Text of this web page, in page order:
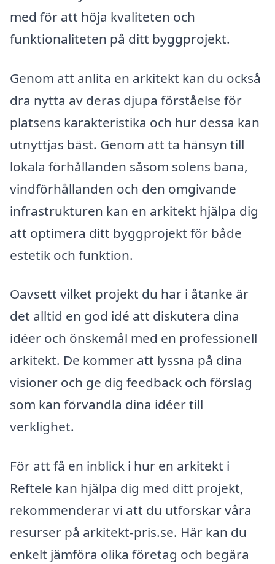
med för att höja kvaliteten och
funktionaliteten på ditt byggprojekt.
Genom att anlita en arkitekt kan du också
dra nytta av deras djupa förståelse för
platsens karakteristika och hur dessa kan
utnyttjas bäst. Genom att ta hänsyn till
lokala förhållanden såsom solens bana,
vindförhållanden och den omgivande
infrastrukturen kan en arkitekt hjälpa dig
att optimera ditt byggprojekt för både
estetik och funktion.
Oavsett vilket projekt du har i åtanke är
det alltid en god idé att diskutera dina
idéer och önskemål med en professionell
arkitekt. De kommer att lyssna på dina
visioner och ge dig feedback och förslag
som kan förvandla dina idéer till
verklighet.
För att få en inblick i hur en arkitekt i
Reftele kan hjälpa dig med ditt projekt,
rekommenderar vi att du utforskar våra
resurser på arkitekt-pris.se. Här kan du
enkelt jämföra olika företag och begära